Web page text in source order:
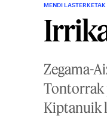
MENDI LASTERKETAK
Zegama-
Tontorrak
Kiptanuik